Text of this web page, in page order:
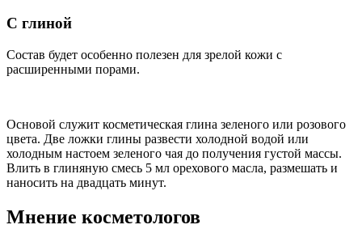
С глиной
Состав будет особенно полезен для зрелой кожи с
расширенными порами.
Основой служит косметическая глина зеленого или розового
цвета. Две ложки глины развести холодной водой или
холодным настоем зеленого чая до получения густой массы.
Влить в глиняную смесь 5 мл орехового масла, размешать и
наносить на двадцать минут.
Мнение косметологов